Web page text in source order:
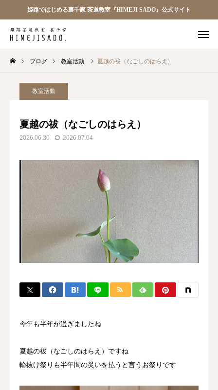
姫路ではじめる裏千家 茶道教室『HIMEJI SADO』公式サイト
ブログ 教室活動 夏越の祓（なごしのはらえ）
教室活動
夏越の祓（なごしのはらえ）
2026.06.30 2026.07.04
今年も半年が過ぎましたね
夏越の祓（なごしのはらえ）ですね
輪抜け祭りも半年間の災いを払うと言うお祭りです
教室について プラン
ご質問
トップ
教室について
お月謝・プラン一覧
よくある質問
アクセス
お問い合わせ